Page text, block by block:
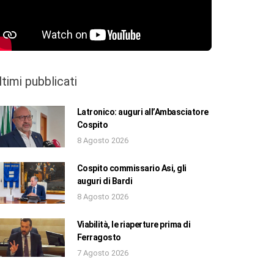
pubblicati
Latronico: auguri all’Ambasciatore
Cospito
8 Agosto 2026
Cospito commissario Asi, gli
auguri di Bardi
8 Agosto 2026
Viabilità, le riaperture prima di
Ferragosto
7 Agosto 2026